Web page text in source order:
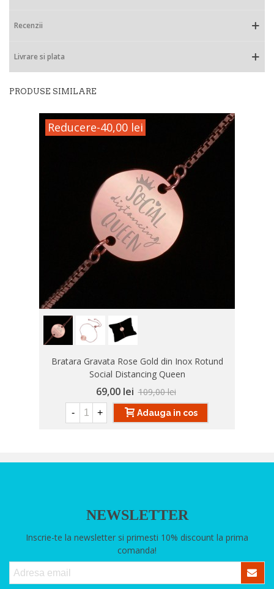
Recenzii
Livrare si plata
PRODUSE SIMILARE
Reducere-40,00 lei
Bratara Gravata Rose Gold din Inox Rotund
Social Distancing Queen
69,00 lei 109,00 lei
- + Adauga in cos
NEWSLETTER
Inscrie-te la newsletter si primesti 10% discount la prima
comanda!